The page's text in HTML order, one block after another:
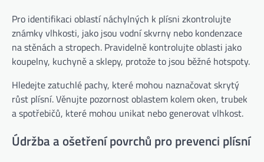
Pro identifikaci oblastí náchylných k plísni zkontrolujte
známky vlhkosti, jako jsou vodní skvrny nebo kondenzace
na stěnách a stropech. Pravidelně kontrolujte oblasti jako
koupelny, kuchyně a sklepy, protože to jsou běžné hotspoty.
Hledejte zatuchlé pachy, které mohou naznačovat skrytý
růst plísní. Věnujte pozornost oblastem kolem oken, trubek
a spotřebičů, které mohou unikat nebo generovat vlhkost.
Údržba a ošetření povrchů pro prevenci plísní